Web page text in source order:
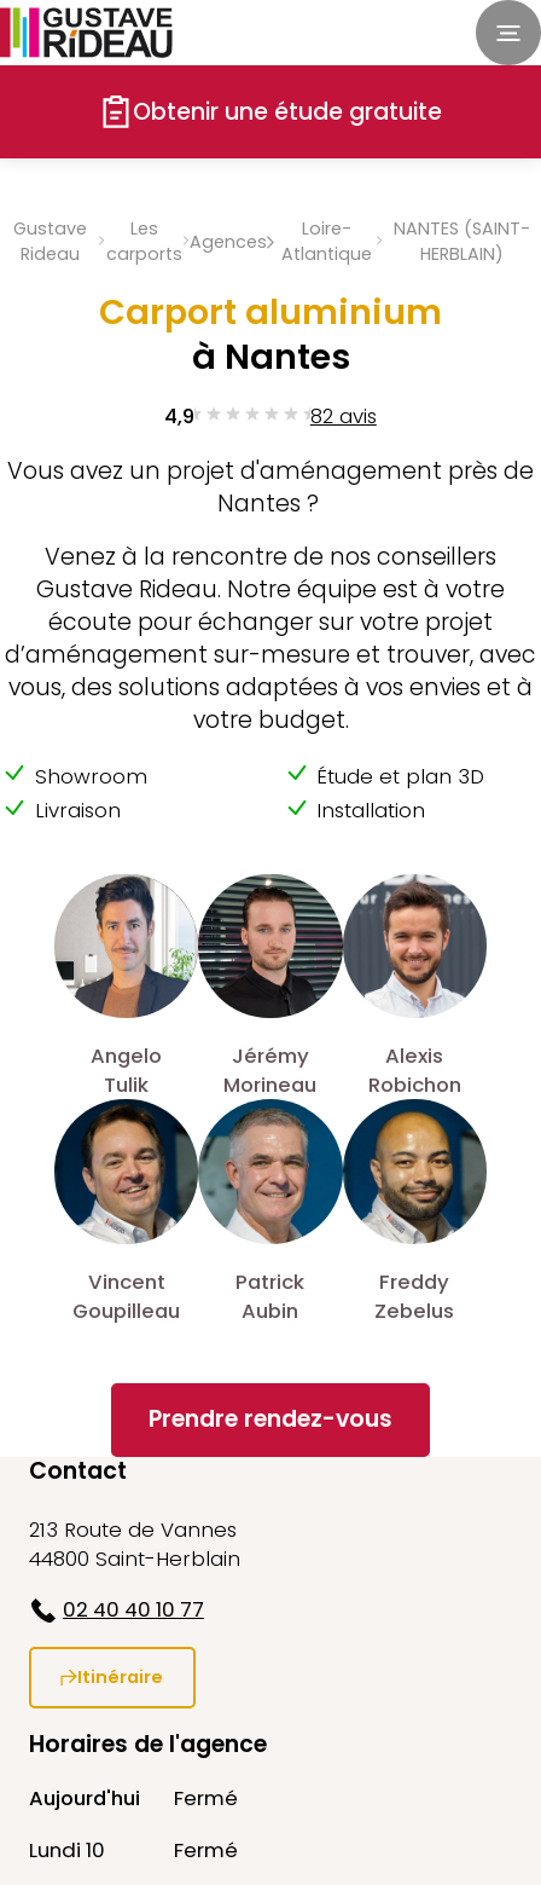
Obtenir une étude gratuite
Gustave
Rideau
Les
carports
Agences
Loire-
Atlantique
NANTES (SAINT-
HERBLAIN)
Carport aluminium
à Nantes
4,9 82 avis
Vous avez un projet d'aménagement près de
Nantes ?
Venez à la rencontre de nos conseillers
Gustave Rideau. Notre équipe est à votre
écoute pour échanger sur votre projet
d’aménagement sur-mesure et trouver, avec
vous, des solutions adaptées à vos envies et à
votre budget.
Showroom
Étude et plan 3D
Livraison
Installation
Angelo
Tulik
Jérémy
Morineau
Alexis
Robichon
Vincent
Goupilleau
Patrick
Aubin
Freddy
Zebelus
Prendre rendez-vous
Contact
213 Route de Vannes
44800 Saint-Herblain
02 40 40 10 77
Itinéraire
Horaires de l'agence
Aujourd'hui
Fermé
Lundi 10
Fermé